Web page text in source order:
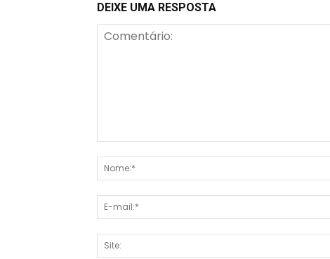
DEIXE UMA RESPOSTA